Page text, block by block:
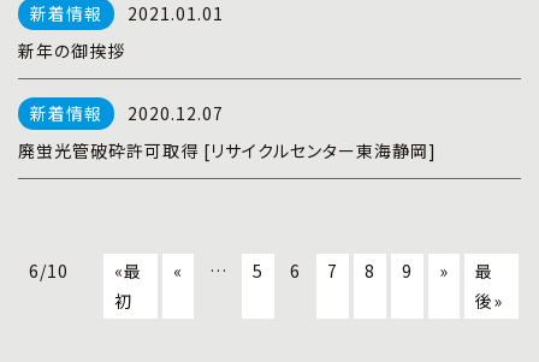
2021.01.01
新年の御挨拶
2020.12.07
廃蛍光管破砕許可取得 [リサイクルセンター東海静岡]
6/10
«最
初
« … 5 6 7 8 9 »
最
後»